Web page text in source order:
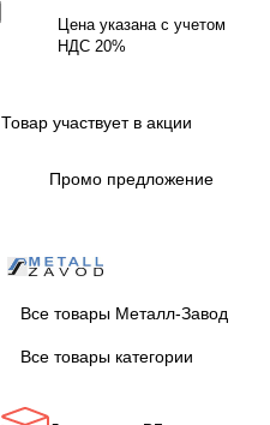
Цена указана с учетом
НДС 20%
Товар участвует в акции
Промо предложение
Все товары Металл-Завод
Все товары категории